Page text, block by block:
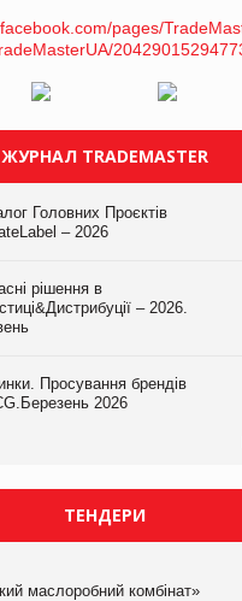
ЖУРНАЛ TRADEMASTER
Головних Проєктів
– 2026
рішення в
– 2026.
Просування брендів
2026
ТЕНДЕРИ
маслоробний комбінат»